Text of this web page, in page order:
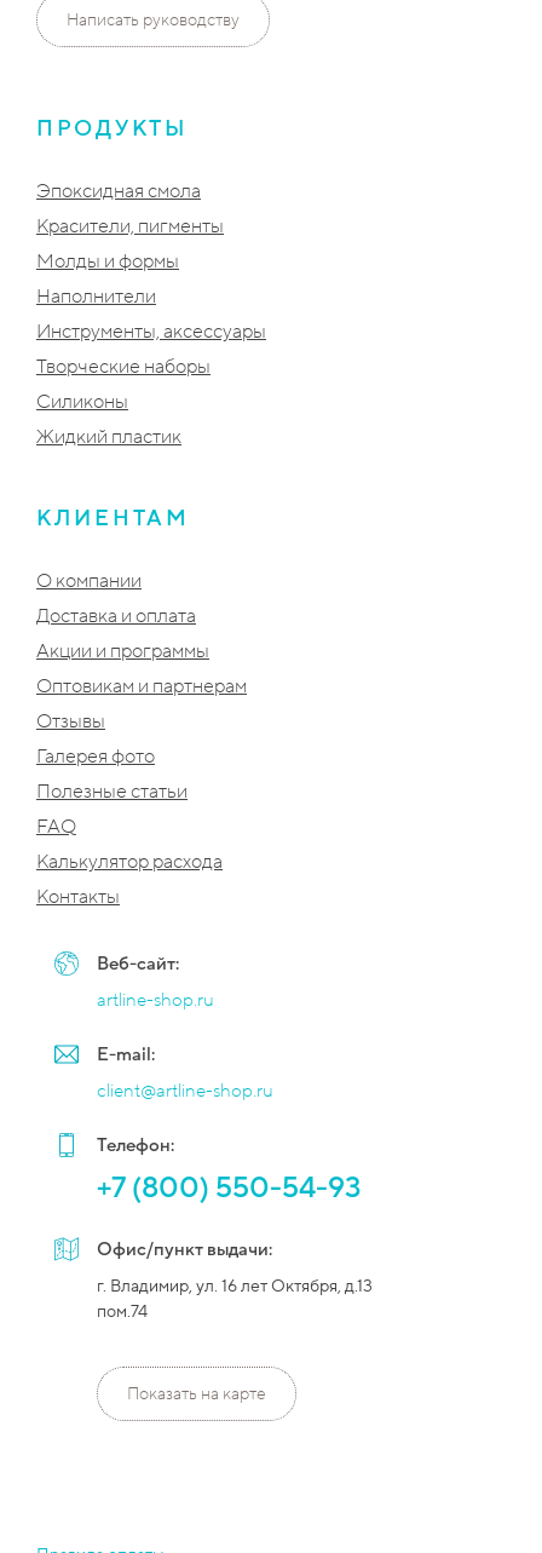
Написать руководству
ПРОДУКТЫ
Эпоксидная смола
Красители, пигменты
Молды и формы
Наполнители
Инструменты, аксессуары
Творческие наборы
Силиконы
Жидкий пластик
КЛИЕНТАМ
О компании
Доставка и оплата
Акции и программы
Оптовикам и партнерам
Отзывы
Галерея фото
Полезные статьи
FAQ
Калькулятор расхода
Контакты
Веб-сайт:
artline-shop.ru
E-mail:
client@artline-shop.ru
Телефон:
+7 (800) 550-54-93
Офис/пункт выдачи:
г. Владимир, ул. 16 лет Октября, д.13
пом.74
Показать на карте